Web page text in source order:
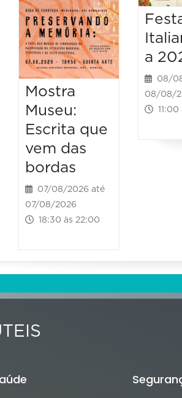
Mostra
Museu:
Escrita que
vem das
bordas
07/08/2026 até
07/08/2026
18:30 às 22:00
a
08/
08/08/